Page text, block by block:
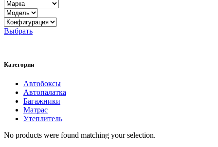
Выбрать
Категории
Автобоксы
Автопалатка
Багажники
Матрас
Утеплитель
No products were found matching your selection.